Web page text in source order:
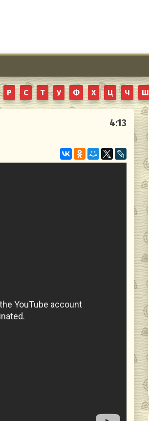
Р С Т У Ф Х Ц Ч Ш
4:13